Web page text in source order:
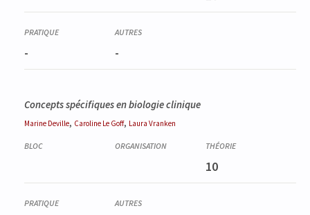
- -
Concepts spécifiques en biologie clinique
Marine Deville, Caroline Le Goff, Laura Vranken
10